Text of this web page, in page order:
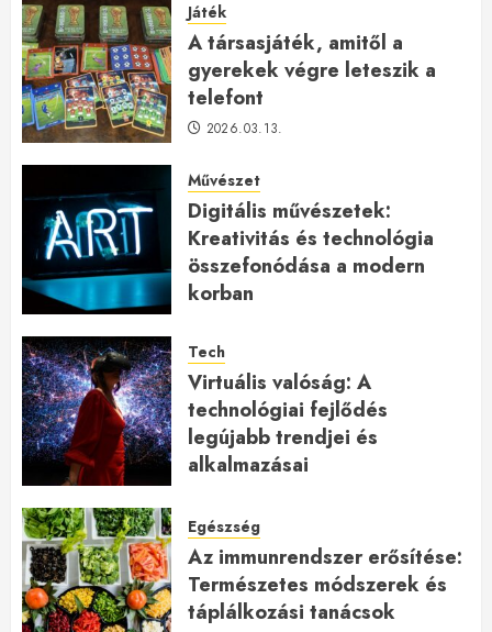
Játék
A társasjáték, amitől a
gyerekek végre leteszik a
telefont
2026.03.13.
Művészet
Digitális művészetek:
Kreativitás és technológia
összefonódása a modern
korban
Tech
Virtuális valóság: A
technológiai fejlődés
legújabb trendjei és
alkalmazásai
Egészség
Az immunrendszer erősítése:
Természetes módszerek és
táplálkozási tanácsok